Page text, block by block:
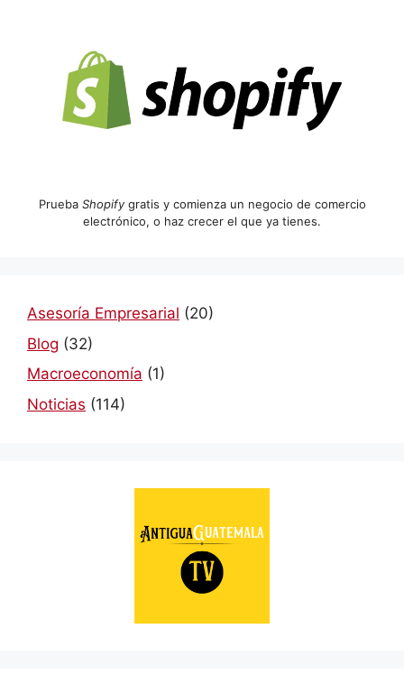
Prueba Shopifygratis y comienza un negocio de comercio
electrónico, o haz crecer el que ya tienes.
Asesoría Empresarial (20)
Blog (32)
Macroeconomía (1)
Noticias (114)